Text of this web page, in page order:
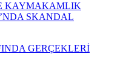
KAYMAKAMLIK
SKANDAL
GERÇEKLERİ